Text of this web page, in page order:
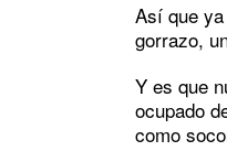
Así que
gorrazo,
Y es que
ocupado
como